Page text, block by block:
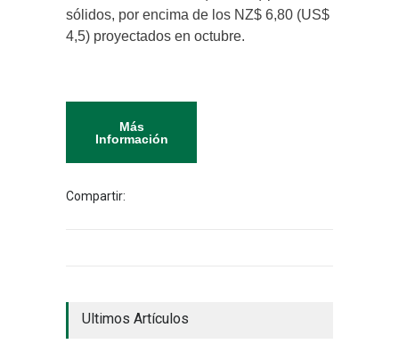
sólidos, por encima de los NZ$ 6,80 (US$
4,5) proyectados en octubre.
Más
Información
Compartir:
Ultimos Artículos